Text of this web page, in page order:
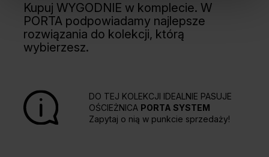
Kupuj WYGODNIE w komplecie. W
PORTA podpowiadamy najlepsze
rozwiązania do kolekcji, którą
wybierzesz.
DO TEJ KOLEKCJI IDEALNIE PASUJE
OŚCIEŻNICA PORTA SYSTEM
Zapytaj o nią w punkcie sprzedaży!